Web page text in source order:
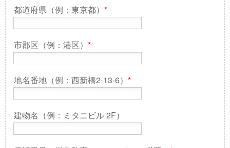
都道府県（例：東京都） *
市郡区（例：港区） *
地名番地（例：西新橋2-13-6） *
建物名（例：ミタニビル 2F）